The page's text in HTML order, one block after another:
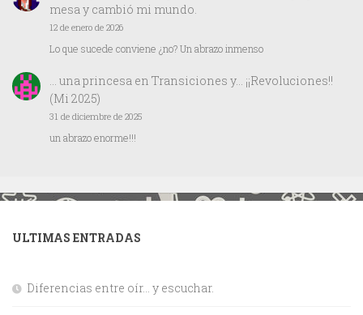
mesa y cambió mi mundo.
12 de enero de 2026
Lo que sucede conviene ¿no? Un abrazo inmenso
… una princesa en Transiciones y… ¡¡Revoluciones!!
(Mi 2025)
31 de diciembre de 2025
un abrazo enorme!!!
ULTIMAS ENTRADAS
Diferencias entre oír… y escuchar.